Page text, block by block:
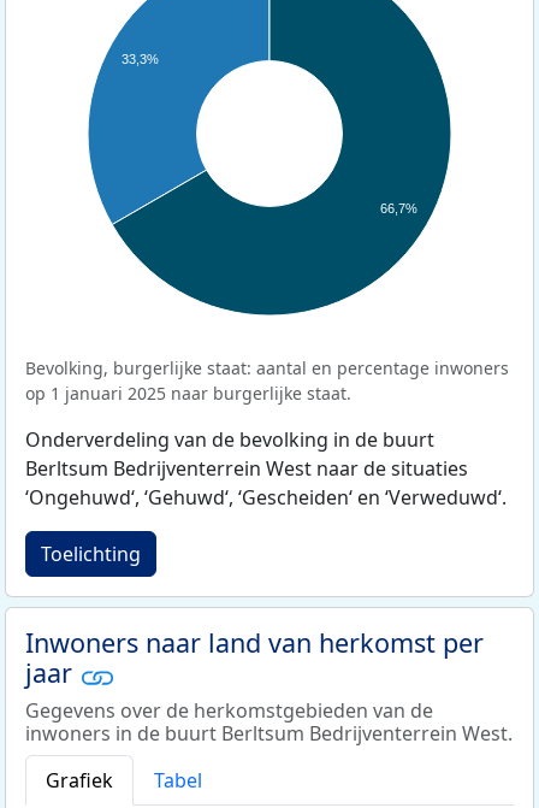
33,3%
66,7%
Bevolking, burgerlijke staat: aantal en percentage inwoners
op 1 januari 2025 naar burgerlijke staat.
Onderverdeling van de bevolking in de buurt
Berltsum Bedrijventerrein West naar de situaties
‘Ongehuwd‘, ‘Gehuwd‘, ‘Gescheiden‘ en ‘Verweduwd‘.
Toelichting
Inwoners naar land van herkomst per
jaar
Gegevens over de herkomstgebieden van de
inwoners in de buurt Berltsum Bedrijventerrein West.
Grafiek
Tabel